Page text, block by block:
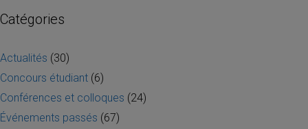
Catégories
Actualités (30)
Concours étudiant (6)
Conférences et colloques (24)
Événements passés (67)